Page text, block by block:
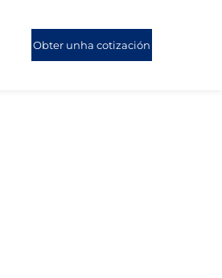
Obter unha cotización